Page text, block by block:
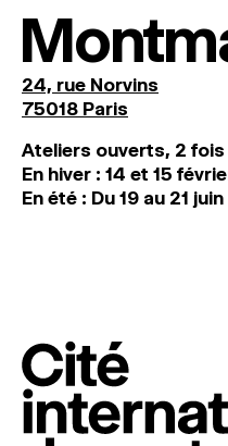
24, rue Norvins
75018 Paris
Ateliers ouverts, 2 fois
En hiver : 14 et 15
En été : Du 19 au 21